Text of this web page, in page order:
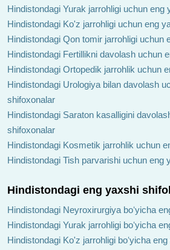
Hindistondagi Yurak jarrohligi uchun eng
Hindistondagi Ko'z jarrohligi uchun eng
Hindistondagi Qon tomir jarrohligi uchun
Hindistondagi Fertillikni davolash uchun
Hindistondagi Ortopedik jarrohlik uchun
Hindistondagi Urologiya bilan davolash
shifoxonalar
Hindistondagi Saraton kasalligini
shifoxonalar
Hindistondagi Kosmetik jarrohlik uchun
Hindistondagi Tish parvarishi uchun eng
Hindistondagi eng yaxshi
Hindistondagi Neyroxirurgiya boʻyicha
Hindistondagi Yurak jarrohligi boʻyicha
Hindistondagi Ko'z jarrohligi boʻyicha